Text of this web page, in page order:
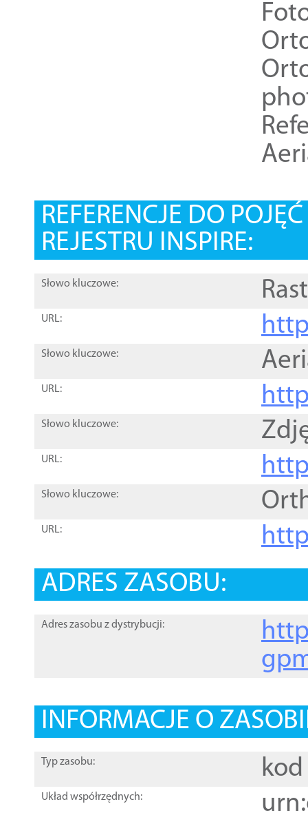
REFERENCJE DO
REJESTRU INSPIRE:
Słowo kluczowe:
URL:
Słowo kluczowe:
URL:
Słowo kluczowe:
URL:
Słowo kluczowe:
URL:
ADRES ZASOBU:
Adres zasobu z dystrybucji:
INFORMACJE O
Typ zasobu: kod
Układ współrzędnych: